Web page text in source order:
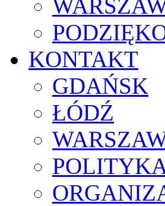
KONTAKT
GDAŃSK
ŁÓDŹ